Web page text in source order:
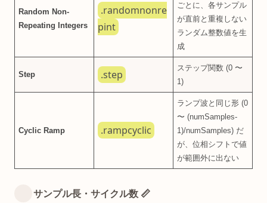
Random Non-
Repeating Integers
.randomnonre
pint
ごとに、各サンプル
が直前と重複しない
ランダム整数値を生
成
Step .step
ステップ関数 (0 〜
1)
Cyclic Ramp .rampcyclic
ランプ波と同じ形 (0
〜 (numSamples-
1)/numSamples) だ
が、位相シフトで値
が範囲外に出ない
サンプル長・サイクル数 📏